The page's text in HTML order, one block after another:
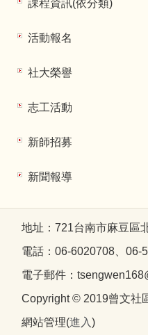
課程資訊(依分類)
活動報名
社大榮譽
志工活動
新師招募
新聞報導
地址：721台南市麻豆區
電話：06-6020708、06-
電子郵件：
Copyright © 2019曾文社
網站管理(進入)